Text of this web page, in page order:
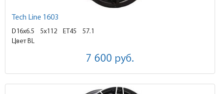
Tech Line 1603
D16x6.5 5x112 ET45
57.1
Цвет BL
7 600 руб.